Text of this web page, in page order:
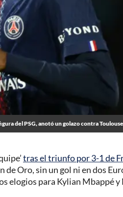
del PSG, anotó un golazo contra
tras el triunfo por 3-1 de
de Oro, sin un gol ni en dos
elogios para Kylian Mbappé